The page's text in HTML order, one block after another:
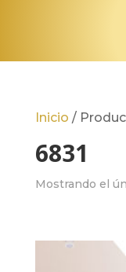
Inicio /
6831
Mostrando el